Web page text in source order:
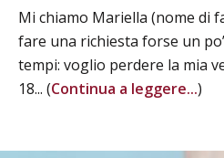
Mi chiamo Mariella (nome di
fare una richiesta forse un
tempi: voglio perdere la mia
18... (Continua a leggere...)